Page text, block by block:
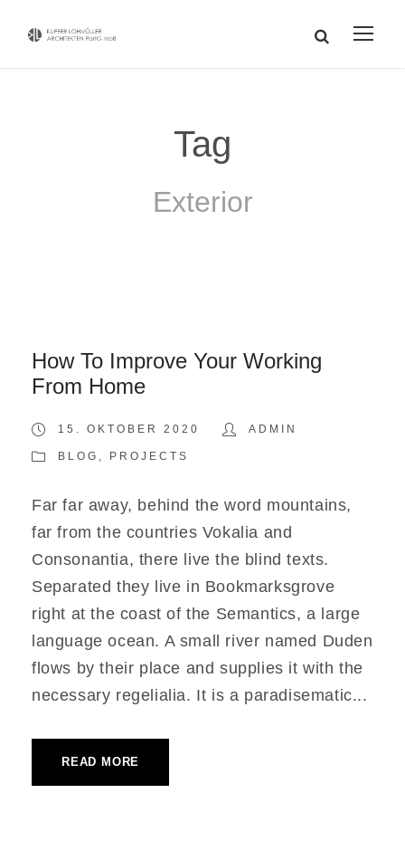
Tag
Exterior
How To Improve Your Working
From Home
15. OKTOBER 2020 ADMIN
BLOG , PROJECTS
Far far away, behind the word mountains,
far from the countries Vokalia and
Consonantia, there live the blind texts.
Separated they live in Bookmarksgrove
right at the coast of the Semantics, a large
language ocean. A small river named Duden
flows by their place and supplies it with the
necessary regelialia. It is a paradisematic...
READ MORE